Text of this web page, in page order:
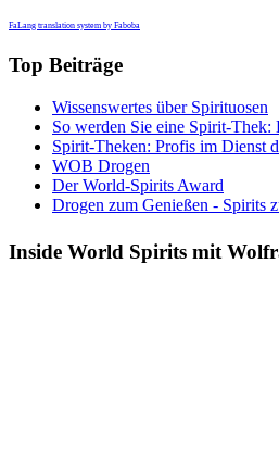
FaLang translation system by Faboba
Top Beiträge
Wissenswertes über Spirituosen
So werden Sie eine Spirit-
Spirit-Theken: Profis im Dienst
WOB Drogen
Der World-Spirits Award
Drogen zum Genießen - Spirits
Inside World Spirits mit